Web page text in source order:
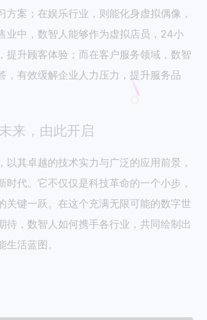
方案；在娱乐行业，则能化身虚拟偶像，
业中，数智人能够作为虚拟店员，24小
提升顾客体验；而在客户服务领域，数智
，有效缓解企业人力压力，提升服务品
来，由此开启
以其卓越的技术实力与广泛的应用前景，
时代。它不仅仅是科技革命的一个小步，
关键一跃。在这个充满无限可能的数字世
待，数智人如何携手各行业，共同绘制出
活蓝图。